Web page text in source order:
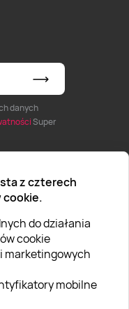
z czterech
cookie.
do działania
cookie
marketingowych
mobilne
danych
Super